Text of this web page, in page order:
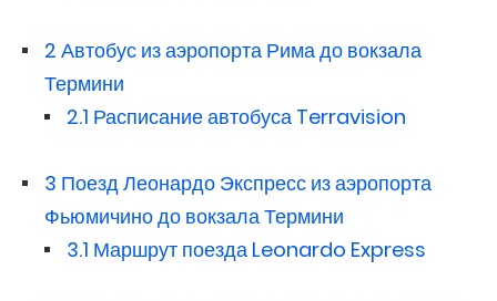
2 Автобус из аэропорта Рима до вокзала
Термини
2.1 Расписание автобуса Terravision
3 Поезд Леонардо Экспресс из аэропорта
Фьюмичино до вокзала Термини
3.1 Маршрут поезда Leonardo Express